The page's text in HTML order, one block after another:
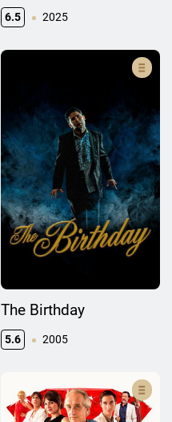
6.5 2025
The Birthday
5.6 2005